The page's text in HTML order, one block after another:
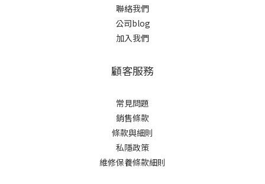
聯絡我們
公司blog
加入我們
顧客服務
常見問題
銷售條款
條款與細則
私隱政策
維修保養條款細則